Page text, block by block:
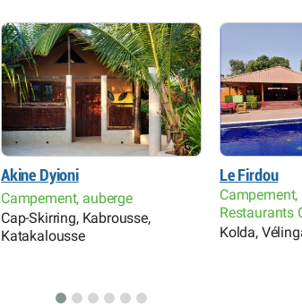
Akine Dyioni
Campement, auberge
Cap-Skirring, Kabrousse,
Katakalousse
Le Firdou
Campement,
Restaurants
Kolda,